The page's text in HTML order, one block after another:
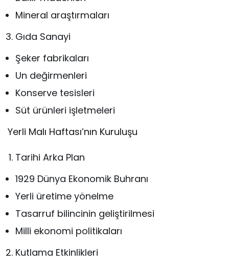
Mineral araştırmaları
Gıda Sanayi
Şeker fabrikaları
Un değirmenleri
Konserve tesisleri
Süt ürünleri işletmeleri
Yerli Malı Haftası’nın Kuruluşu
Tarihi Arka Plan
1929 Dünya Ekonomik Buhranı
Yerli üretime yönelme
Tasarruf bilincinin geliştirilmesi
Milli ekonomi politikaları
Kutlama Etkinlikleri